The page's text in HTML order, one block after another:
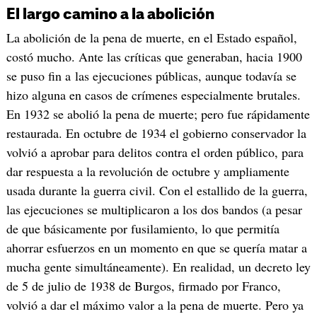
El largo camino a la abolición
La abolición de la pena de muerte, en el Estado español,
costó mucho. Ante las críticas que generaban, hacia 1900
se puso fin a las ejecuciones públicas, aunque todavía se
hizo alguna en casos de crímenes especialmente brutales.
En 1932 se abolió la pena de muerte; pero fue rápidamente
restaurada. En octubre de 1934 el gobierno conservador la
volvió a aprobar para delitos contra el orden público, para
dar respuesta a la revolución de octubre y ampliamente
usada durante la guerra civil. Con el estallido de la guerra,
las ejecuciones se multiplicaron a los dos bandos (a pesar
de que básicamente por fusilamiento, lo que permitía
ahorrar esfuerzos en un momento en que se quería matar a
mucha gente simultáneamente). En realidad, un decreto ley
de 5 de julio de 1938 de Burgos, firmado por Franco,
volvió a dar el máximo valor a la pena de muerte. Pero ya